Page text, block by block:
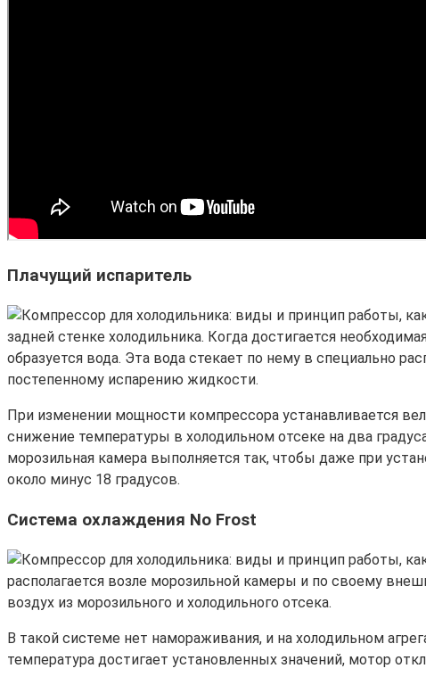
Плачущий испаритель
задней стенке холодильника. Когда достигается
образуется вода. Эта вода стекает по нему в специально
постепенному испарению жидкости.
При изменении мощности компрессора устанавливается
снижение температуры в холодильном отсеке на два
морозильная камера выполняется так, чтобы даже при
около минус 18 градусов.
Система охлаждения No Frost
располагается возле морозильной камеры и по своему
воздух из морозильного и холодильного отсека.
В такой системе нет намораживания, и на холодильном
температура достигает установленных значений, мотор